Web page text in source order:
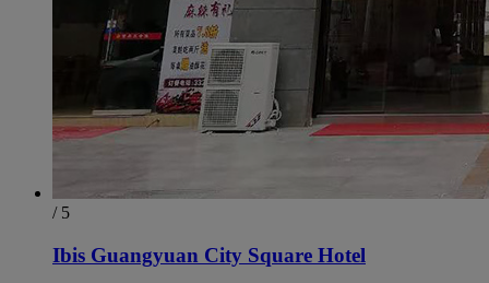
/ 5
Ibis Guangyuan City Square Hotel